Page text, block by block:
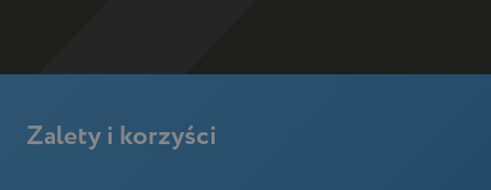
Zalety i korzyści